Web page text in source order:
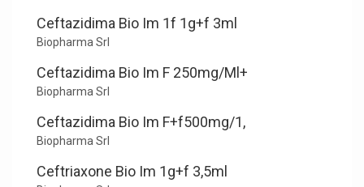
Ceftazidima Bio Im 1f 1g+f 3ml
Biopharma Srl
Ceftazidima Bio Im F 250mg/Ml+
Biopharma Srl
Ceftazidima Bio Im F+f500mg/1,
Biopharma Srl
Ceftriaxone Bio Im 1g+f 3,5ml